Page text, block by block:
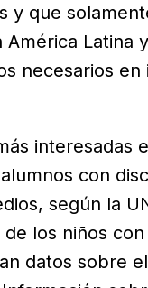
y que
Latina
necesarios
interesadas
con
según la
los niños
datos sobre